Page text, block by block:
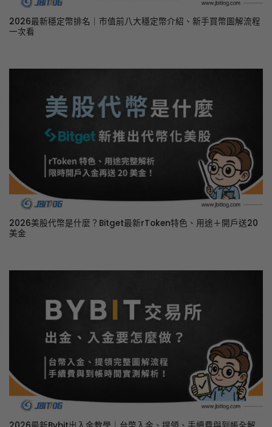
2026最新穩定幣排名｜市值前八大穩定幣介紹、新手買幣圖解流程
一次看
2026美股代幣是什麼？Bitget最新rToken特色、用途＋開戶送20
美金